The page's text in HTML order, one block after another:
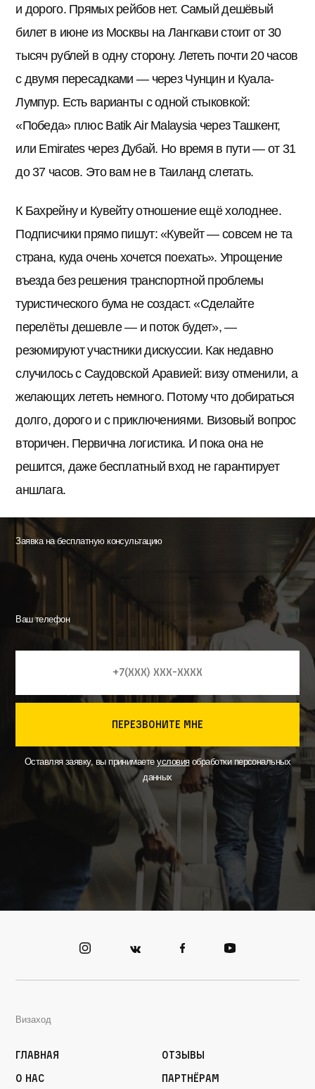
и дорого. Прямых рейбов нет. Самый дешёвый
билет в июне из Москвы на Лангкави стоит от 30
тысяч рублей в одну сторону. Лететь почти 20 часов
с двумя пересадками — через Чунцин и Куала-
Лумпур. Есть варианты с одной стыковкой:
«Победа» плюс Batik Air Malaysia через Ташкент,
или Emirates через Дубай. Но время в пути — от 31
до 37 часов. Это вам не в Таиланд слетать.
К Бахрейну и Кувейту отношение ещё холоднее.
Подписчики прямо пишут: «Кувейт — совсем не та
страна, куда очень хочется поехать». Упрощение
въезда без решения транспортной проблемы
туристического бума не создаст. «Сделайте
перелёты дешевле — и поток будет», —
резюмируют участники дискуссии. Как недавно
случилось с Саудовской Аравией: визу отменили, а
желающих лететь немного. Потому что добираться
долго, дорого и с приключениями. Визовый вопрос
вторичен. Первична логистика. И пока она не
решится, даже бесплатный вход не гарантирует
аншлага.
Заявка на бесплатную консультацию
Ваш телефон
перезвоните мне
Оставляя заявку, вы принимаетеусловияобработки персональных
данных
Визаход
Главная
О нас
Отзывы
Партнёрам